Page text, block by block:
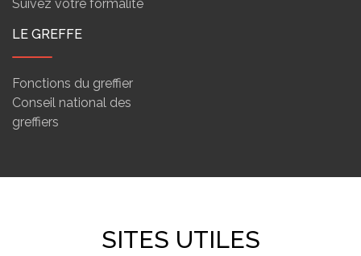
Suivez votre formalité
LE GREFFE
Fonctions du greffier
Conseil national des
greffiers
SITES UTILES